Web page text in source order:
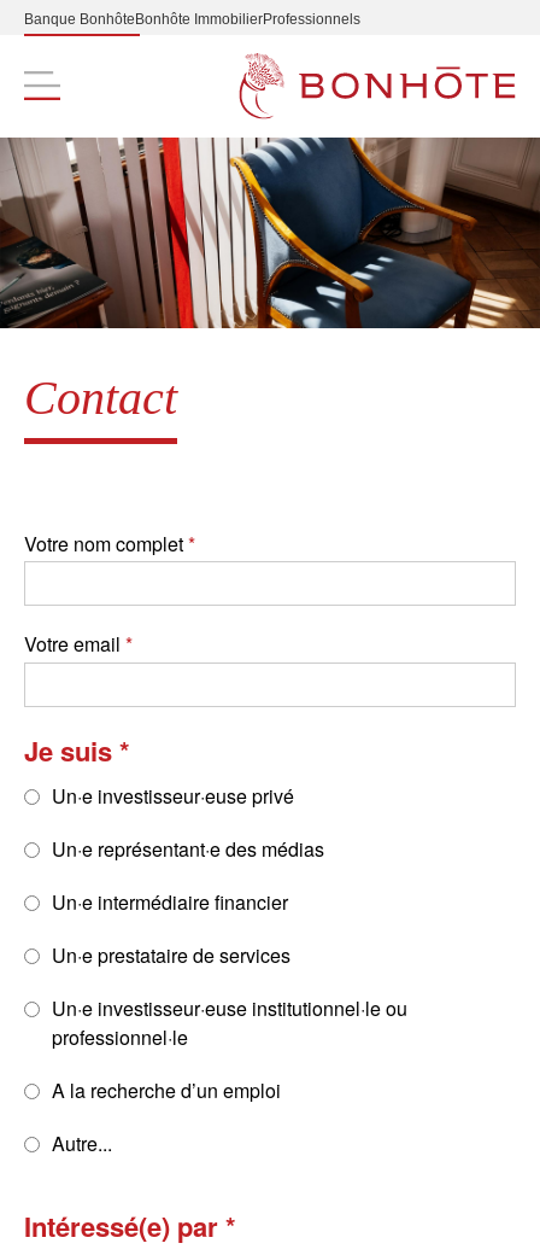
Banque Bonhôte Bonhôte ImmobilierProfessionnels
Navigation principale
Contact
Votre nom complet
Votre email
Je suis
Un·e investisseur·euse privé
Un·e représentant·e des médias
Un·e intermédiaire financier
Un·e prestataire de services
Un·e investisseur·euse institutionnel·le ou
professionnel·le
A la recherche d’un emploi
Autre...
Intéressé(e) par